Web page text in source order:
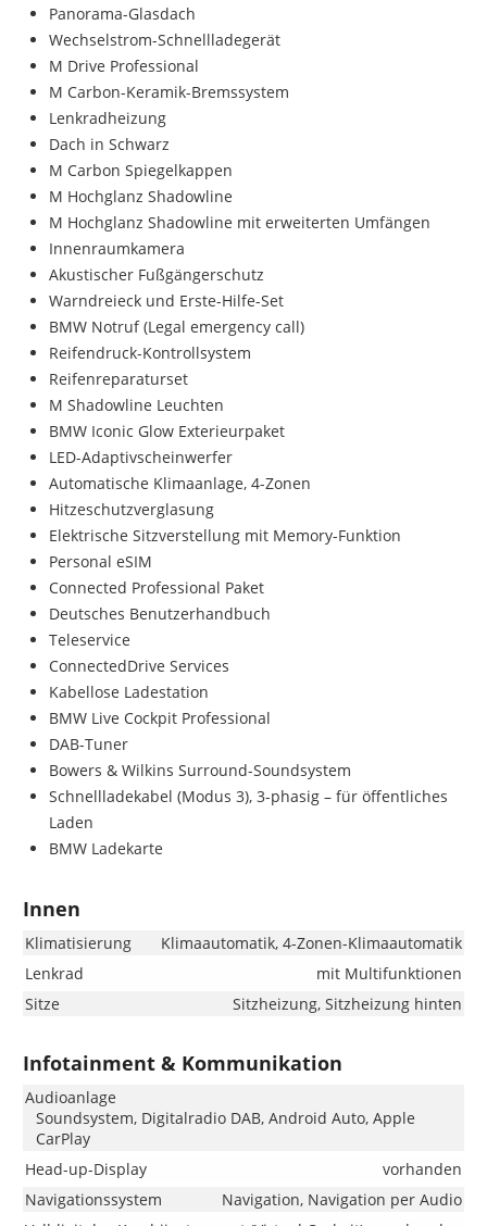
Panorama-Glasdach
Wechselstrom-Schnellladegerät
M Drive Professional
M Carbon-Keramik-Bremssystem
Lenkradheizung
Dach in Schwarz
M Carbon Spiegelkappen
M Hochglanz Shadowline
M Hochglanz Shadowline mit erweiterten Umfängen
Innenraumkamera
Akustischer Fußgängerschutz
Warndreieck und Erste-Hilfe-Set
BMW Notruf (Legal emergency call)
Reifendruck-Kontrollsystem
Reifenreparaturset
M Shadowline Leuchten
BMW Iconic Glow Exterieurpaket
LED-Adaptivscheinwerfer
Automatische Klimaanlage, 4-Zonen
Hitzeschutzverglasung
Elektrische Sitzverstellung mit Memory-Funktion
Personal eSIM
Connected Professional Paket
Deutsches Benutzerhandbuch
Teleservice
ConnectedDrive Services
Kabellose Ladestation
BMW Live Cockpit Professional
DAB-Tuner
Bowers & Wilkins Surround-Soundsystem
Schnellladekabel (Modus 3), 3-phasig – für öffentliches
Laden
BMW Ladekarte
Innen
Klimatisierung
Klimaautomatik, 4-Zonen-Klimaautomatik
Lenkrad
mit Multifunktionen
Sitze
Sitzheizung, Sitzheizung hinten
Infotainment & Kommunikation
Audioanlage
Soundsystem, Digitalradio DAB, Android Auto, Apple
CarPlay
Head-up-Display
vorhanden
Navigationssystem
Navigation, Navigation per Audio